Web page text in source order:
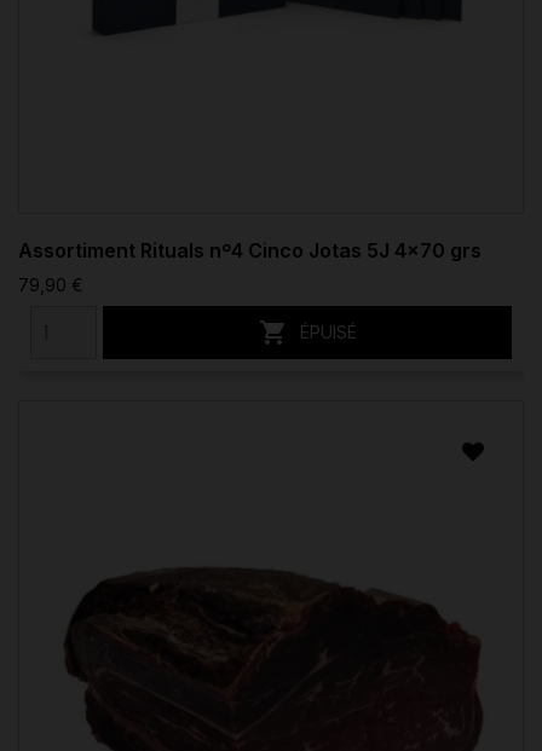
Assortiment Rituals nº4 Cinco Jotas 5J 4x70 grs
79,90 €
 ÉPUISÉ